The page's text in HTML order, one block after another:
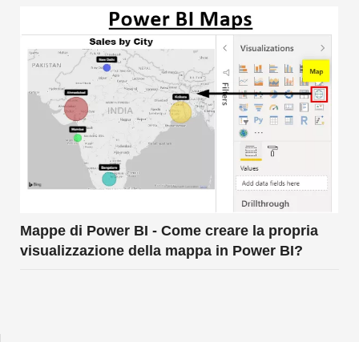
Mappe di Power BI - Come creare la propria
visualizzazione della mappa in Power BI?